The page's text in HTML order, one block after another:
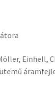
Einhell,